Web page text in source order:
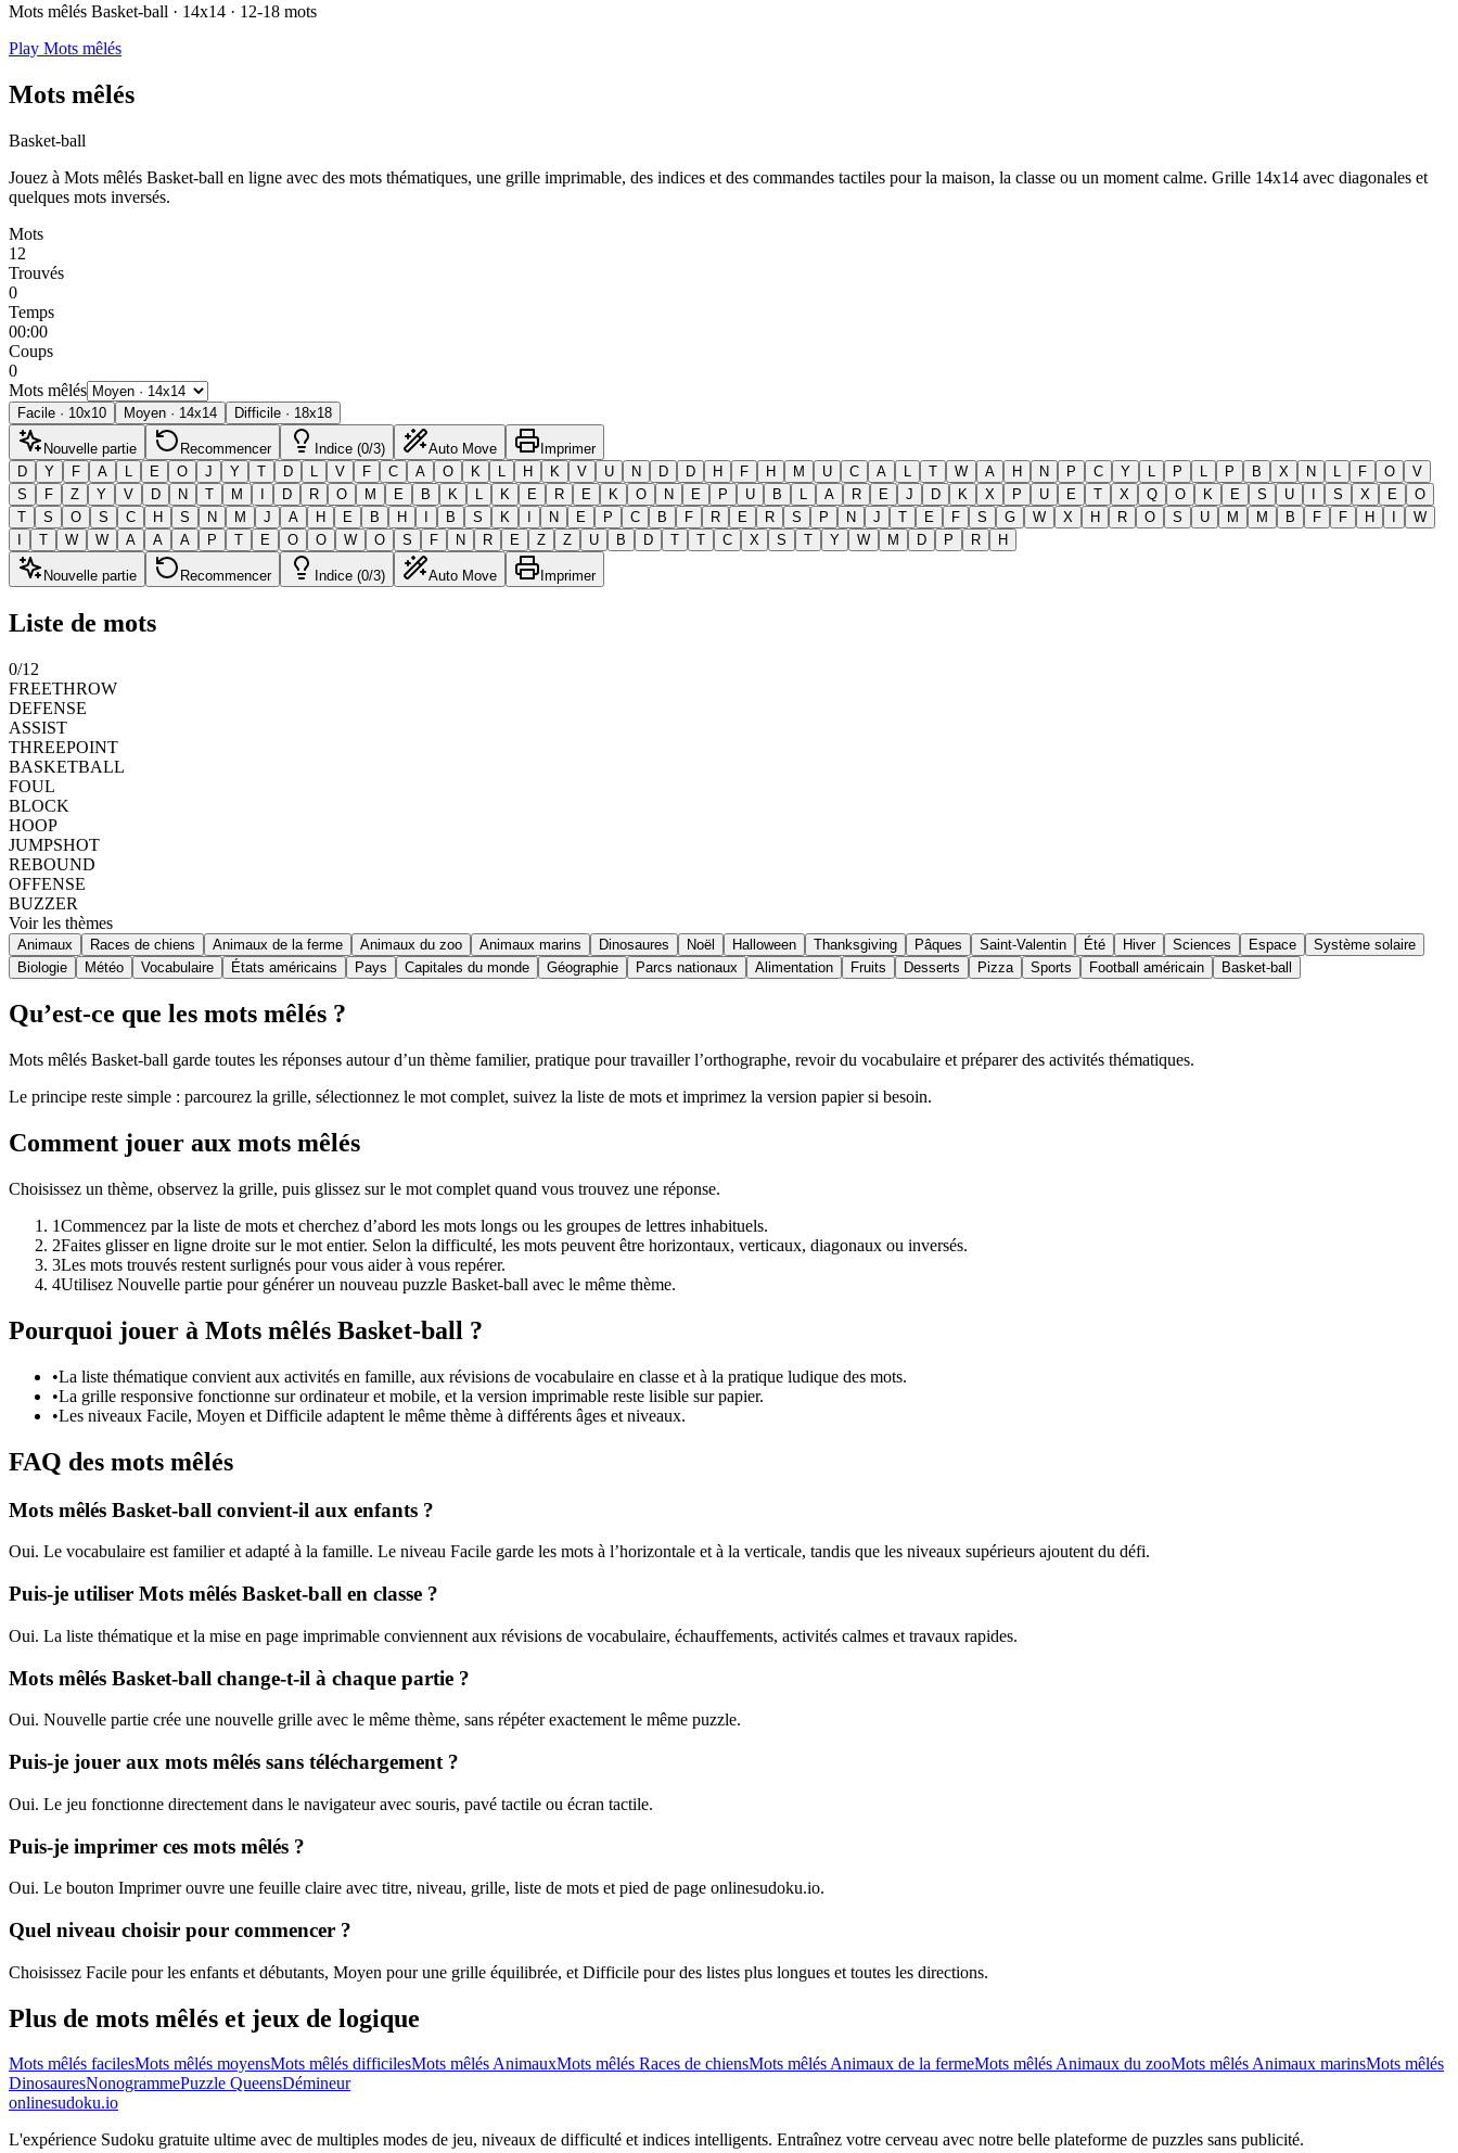
Mots mêlés Basket-ball · 14x14 · 12-18 mots
Play Mots mêlés
Mots mêlés
Basket-ball
Jouez à Mots mêlés Basket-ball en ligne avec des mots thématiques, une grille imprimable, des indices et des commandes tactiles pour la maison, la classe ou un moment calme. Grille 14x14 avec diagonales et
quelques mots inversés.
Mots
12
Trouvés
0
Temps
00:00
Coups
0
Mots mêlés
Facile · 10x10 Moyen · 14x14 Difficile · 18x18
Nouvelle partie Recommencer Indice (0/3) Auto Move
Imprimer
D
Y F A L E O J Y T D L V F C A O K L H K V U N D D H F H M U C A L T W A H N P C Y L P L P B X N L F O
V
S
F Z Y V D N T M I D R O M E B K L K E R E K O N E P U B L A R E J D K X P U E T X Q O K E S U I S X E
O
T
S O S C H S N M J A H E B H I B S K I N E P C B F R E R S P N J T E F S G W X H R O S U M M B F F H I
W
I
T W W A A A P T E O O W O S F N R E Z Z U B D T T C X S T Y W M D P R H
Nouvelle partie Recommencer Indice (0/3) Auto Move Imprimer
Liste de mots
0/12
FREETHROW
DEFENSE
ASSIST
THREEPOINT
BASKETBALL
FOUL
BLOCK
HOOP
JUMPSHOT
REBOUND
OFFENSE
BUZZER
Voir les thèmes
Animaux Races de chiens Animaux de la ferme Animaux du zoo Animaux marins Dinosaures Noël Halloween Thanksgiving Pâques Saint-Valentin Été Hiver Sciences Espace
Système solaire
Biologie
Météo Vocabulaire États américains Pays Capitales du monde Géographie Parcs nationaux Alimentation Fruits Desserts Pizza Sports Football américain Basket-ball
Qu’est-ce que les mots mêlés ?
Mots mêlés Basket-ball garde toutes les réponses autour d’un thème familier, pratique pour travailler l’orthographe, revoir du vocabulaire et préparer des activités thématiques.
Le principe reste simple : parcourez la grille, sélectionnez le mot complet, suivez la liste de mots et imprimez la version papier si besoin.
Comment jouer aux mots mêlés
Choisissez un thème, observez la grille, puis glissez sur le mot complet quand vous trouvez une réponse.
1Commencez par la liste de mots et cherchez d’abord les mots longs ou les groupes de lettres inhabituels.
2Faites glisser en ligne droite sur le mot entier. Selon la difficulté, les mots peuvent être horizontaux, verticaux, diagonaux ou inversés.
3Les mots trouvés restent surlignés pour vous aider à vous repérer.
4Utilisez Nouvelle partie pour générer un nouveau puzzle Basket-ball avec le même thème.
Pourquoi jouer à Mots mêlés Basket-ball ?
•La liste thématique convient aux activités en famille, aux révisions de vocabulaire en classe et à la pratique ludique des mots.
•La grille responsive fonctionne sur ordinateur et mobile, et la version imprimable reste lisible sur papier.
•Les niveaux Facile, Moyen et Difficile adaptent le même thème à différents âges et niveaux.
FAQ des mots mêlés
Mots mêlés Basket-ball convient-il aux enfants ?
Oui. Le vocabulaire est familier et adapté à la famille. Le niveau Facile garde les mots à l’horizontale et à la verticale, tandis que les niveaux supérieurs ajoutent du défi.
Puis-je utiliser Mots mêlés Basket-ball en classe ?
Oui. La liste thématique et la mise en page imprimable conviennent aux révisions de vocabulaire, échauffements, activités calmes et travaux rapides.
Mots mêlés Basket-ball change-t-il à chaque partie ?
Oui. Nouvelle partie crée une nouvelle grille avec le même thème, sans répéter exactement le même puzzle.
Puis-je jouer aux mots mêlés sans téléchargement ?
Oui. Le jeu fonctionne directement dans le navigateur avec souris, pavé tactile ou écran tactile.
Puis-je imprimer ces mots mêlés ?
Oui. Le bouton Imprimer ouvre une feuille claire avec titre, niveau, grille, liste de mots et pied de page onlinesudoku.io.
Quel niveau choisir pour commencer ?
Choisissez Facile pour les enfants et débutants, Moyen pour une grille équilibrée, et Difficile pour des listes plus longues et toutes les directions.
Plus de mots mêlés et jeux de logique
Mots mêlés facilesMots mêlés moyensMots mêlés difficilesMots mêlés AnimauxMots mêlés Races de chiensMots mêlés Animaux de la fermeMots mêlés Animaux du zooMots mêlés Animaux marinsMots mêlés
DinosauresNonogrammePuzzle QueensDémineur
onlinesudoku.io
L'expérience Sudoku gratuite ultime avec de multiples modes de jeu, niveaux de difficulté et indices intelligents. Entraînez votre cerveau avec notre belle plateforme de puzzles sans publicité.